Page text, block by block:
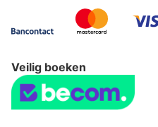
Veilig boeken